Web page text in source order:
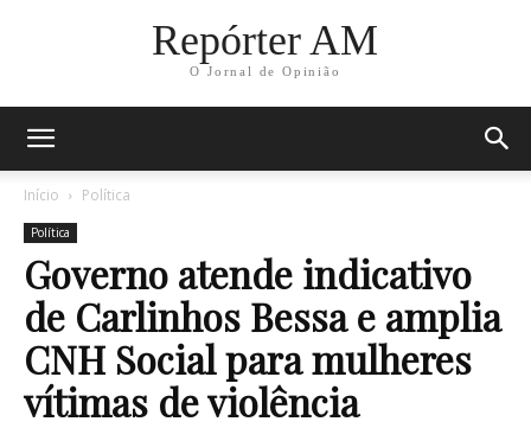
Repórter AM
O Jornal de Opinião
Início Política
Política
Governo atende indicativo
de Carlinhos Bessa e amplia
CNH Social para mulheres
vítimas de violência